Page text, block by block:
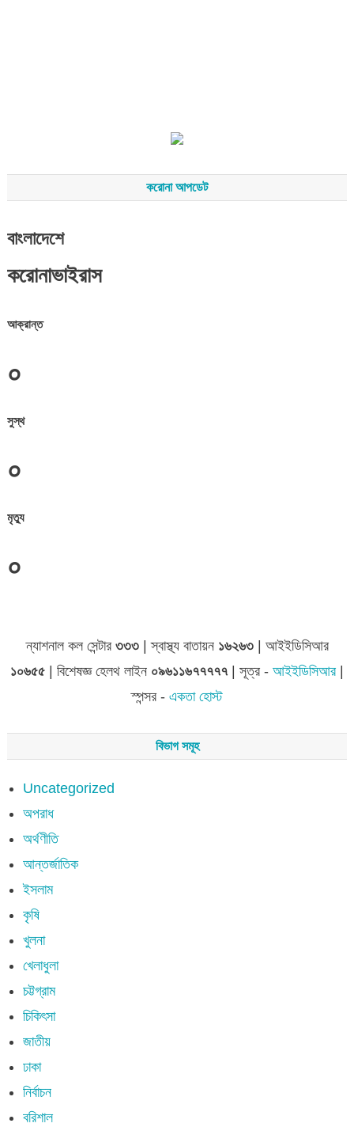
করোনা আপডেট
বাংলাদেশে
করোনাভাইরাস
আক্রান্ত
০
সুস্থ
০
মৃত্যু
০
ন্যাশনাল কল সেন্টার ৩৩৩| স্বাস্থ্য বাতায়ন ১৬২৬৩| আইইডিসিআর
১০৬৫৫ | বিশেষজ্ঞ হেলথ লাইন ০৯৬১১৬৭৭৭৭৭| সূত্র - আইইডিসিআর|
স্পন্সর - একতা হোস্ট
বিভাগ সমূহ
Uncategorized
অপরাধ
অর্থণীতি
আন্তর্জাতিক
ইসলাম
কৃষি
খুলনা
খেলাধুলা
চট্টগ্রাম
চিকিৎসা
জাতীয়
ঢাকা
নির্বাচন
বরিশাল